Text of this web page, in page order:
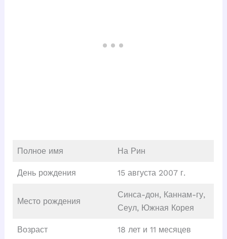
Полное имя На Рин
День рождения 15 августа 2007 г.
Место рождения
Синса-дон, Каннам-гу,
Сеул, Южная Корея
Возраст 18 лет и 11 месяцев